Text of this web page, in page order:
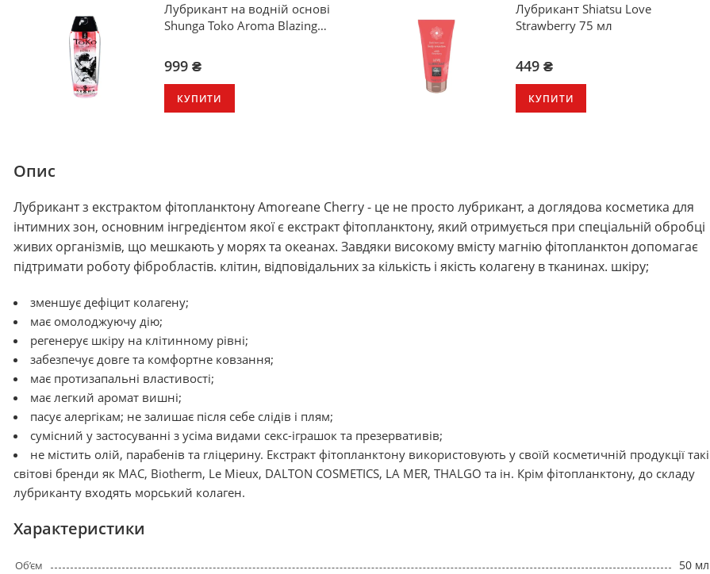
Лубрикант на водній основі
Shunga Toko Aroma Blazing
999 ₴
КУПИТИ
Лубрикант Shiatsu Love
Strawberry 75 мл
449 ₴
КУПИТИ
Опис
Лубрикант з екстрактом фітопланктону Amoreane Cherry - це не просто лубрикант, а доглядова косметика для
інтимних зон, основним інгредієнтом якої є екстракт фітопланктону, який отримується при спеціальній обробці
живих організмів, що мешкають у морях та океанах. Завдяки високому вмісту магнію фітопланктон допомагає
підтримати роботу фібробластів. клітин, відповідальних за кількість і якість колагену в тканинах. шкіру;
зменшує дефіцит колагену;
має омолоджуючу дію;
регенерує шкіру на клітинному рівні;
забезпечує довге та комфортне ковзання;
має протизапальні властивості;
має легкий аромат вишні;
пасує алергікам; не залишає після себе слідів і плям;
сумісний у застосуванні з усіма видами секс-іграшок та презервативів;
не містить олій, парабенів та гліцерину. Екстракт фітопланктону використовують у своїй косметичній продукції такі
світові бренди як MAC, Biotherm, Le Mieux, DALTON COSMETICS, LA MER, THALGO та ін. Крім фітопланктону, до складу
лубриканту входять морський колаген.
Характеристики
Об’єм 50 мл